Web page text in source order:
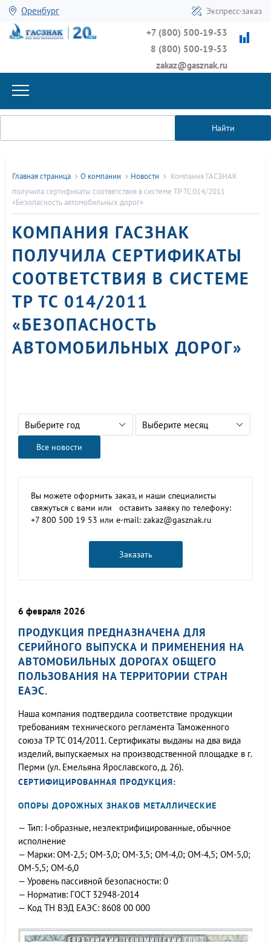
Оренбург Экспресс-заказ
+7 (800) 500-19-53
8 (800) 500-19-53
zakaz@gasznak.ru
Найти
Главная страница О компании Новости
Компания ГАСЗНАК
получила сертификаты соответствия в системе ТР ТС 014/2011
«Безопасность автомобильных дорог»
КОМПАНИЯ ГАСЗНАК
ПОЛУЧИЛА СЕРТИФИКАТЫ
СООТВЕТСТВИЯ В СИСТЕМЕ
ТР ТС 014/2011
«БЕЗОПАСНОСТЬ
АВТОМОБИЛЬНЫХ ДОРОГ»
Выберите год Выберите месяц
Все новости
Вы можете оформить заказ, и наши специалисты
свяжуться с вами или оставить заявку по телефону:
+7 800 500 19 53 или e-mail: zakaz@gasznak.ru
Заказать
6 февраля 2026
ПРОДУКЦИЯ ПРЕДНАЗНАЧЕНА ДЛЯ
СЕРИЙНОГО ВЫПУСКА И ПРИМЕНЕНИЯ НА
АВТОМОБИЛЬНЫХ ДОРОГАХ ОБЩЕГО
ПОЛЬЗОВАНИЯ НА ТЕРРИТОРИИ СТРАН
ЕАЭС.
Наша компания подтвердила соответствие продукции
требованиям технического регламента Таможенного
союза ТР ТС 014/2011. Сертификаты выданы на два вида
изделий, выпускаемых на производственной площадке в г.
Перми (ул. Емельяна Ярославского, д. 26).
СЕРТИФИЦИРОВАННАЯ ПРОДУКЦИЯ:
ОПОРЫ ДОРОЖНЫХ ЗНАКОВ МЕТАЛЛИЧЕСКИЕ
— Тип: I-образные, неэлектрифицированные, обычное
исполнение
— Марки: ОМ-2,5; ОМ-3,0; ОМ-3,5; ОМ-4,0; ОМ-4,5; ОМ-5,0;
ОМ-5,5; ОМ-6,0
— Уровень пассивной безопасности: 0
— Норматив: ГОСТ 32948-2014
— Код ТН ВЭД ЕАЭС: 8608 00 000